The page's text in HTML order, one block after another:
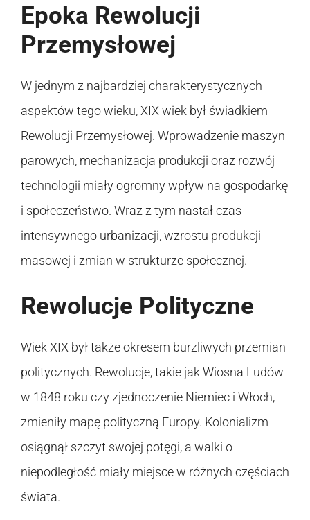
Epoka Rewolucji
Przemysłowej
W jednym z najbardziej charakterystycznych
aspektów tego wieku, XIX wiek był świadkiem
Rewolucji Przemysłowej. Wprowadzenie maszyn
parowych, mechanizacja produkcji oraz rozwój
technologii miały ogromny wpływ na gospodarkę
i społeczeństwo. Wraz z tym nastał czas
intensywnego urbanizacji, wzrostu produkcji
masowej i zmian w strukturze społecznej.
Rewolucje Polityczne
Wiek XIX był także okresem burzliwych przemian
politycznych. Rewolucje, takie jak Wiosna Ludów
w 1848 roku czy zjednoczenie Niemiec i Włoch,
zmieniły mapę polityczną Europy. Kolonializm
osiągnął szczyt swojej potęgi, a walki o
niepodległość miały miejsce w różnych częściach
świata.